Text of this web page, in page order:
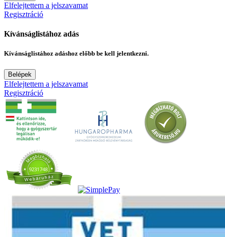
Elfelejtettem a jelszavamat
Regisztráció
Kívánságlistához adás
Kívánságlistához adáshoz előbb be kell jelentkezni.
Belépek
Elfelejtettem a jelszavamat
Regisztráció